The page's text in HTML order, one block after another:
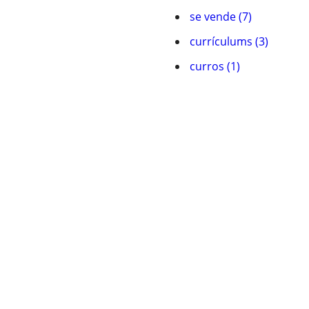
se vende (7)
currículums (3)
curros (1)